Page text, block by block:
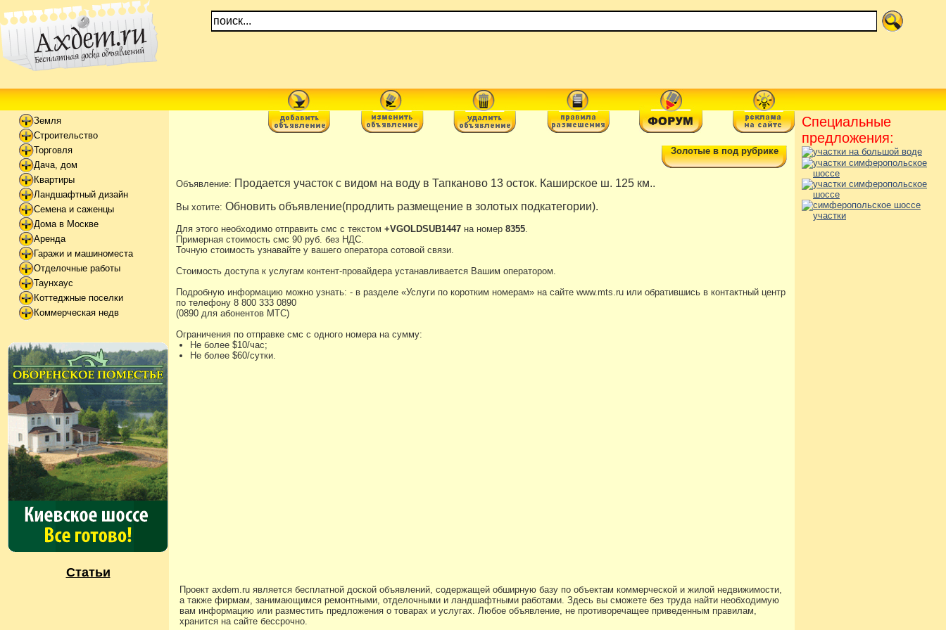
Земля
Строительство
Торговля
Дача, дом
Квартиры
Ландшафтный дизайн
Семена и саженцы
Дома в Москве
Аренда
Гаражи и машиноместа
Отделочные работы
Таунхаус
Коттеджные поселки
Коммерческая недв
Статьи
Золотые в под рубрике
Объявление: Продается участок с видом на воду в Тапканово 13 осток. Каширское ш. 125 км..
Вы хотите: Обновить объявление(продлить размещение в золотых подкатегории).
Для этого необходимо отправить смс с текстом +VGOLDSUB1447 на номер 8355.
Примерная стоимость смс 90 руб. без НДС.
Точную стоимость узнавайте у вашего оператора сотовой связи.
Стоимость доступа к услугам контент-провайдера устанавливается Вашим оператором.
Подробную информацию можно узнать: - в разделе «Услуги по коротким номерам» на сайте www.mts.ru или обратившись в контактный центр
по телефону 8 800 333 0890
(0890 для абонентов МТС)
Ограничения по отправке смс с одного номера на сумму:
Не более $10/час;
Не более $60/сутки.
Специальные
предложения:
Проект axdem.ru является бесплатной доской объявлений, содержащей обширную базу по объектам коммерческой и жилой недвижимости,
а также фирмам, занимающимся ремонтными, отделочными и ландшафтными работами. Здесь вы сможете без труда найти необходимую
вам информацию или разместить предложения о товарах и услугах. Любое объявление, не противоречащее приведенным правилам,
хранится на сайте бессрочно.